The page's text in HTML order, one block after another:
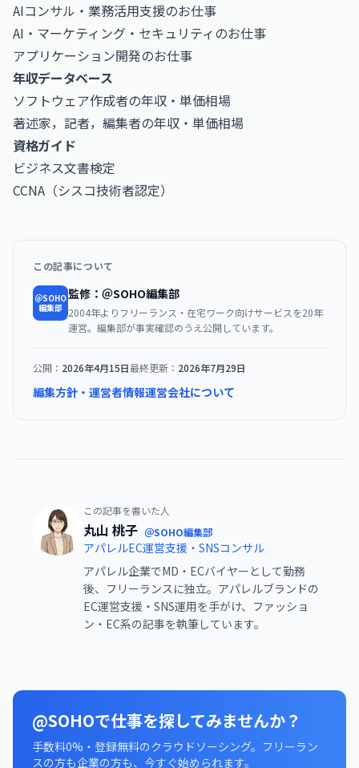
AIコンサル・業務活用支援のお仕事
AI・マーケティング・セキュリティのお仕事
アプリケーション開発のお仕事
年収データベース
ソフトウェア作成者の年収・単価相場
著述家，記者，編集者の年収・単価相場
資格ガイド
ビジネス文書検定
CCNA（シスコ技術者認定）
この記事について
＠SOHO
編集部
監修：＠SOHO編集部
2004年よりフリーランス・在宅ワーク向けサービスを20年
運営。編集部が事実確認のうえ公開しています。
公開： 2026年4月15日最終更新： 2026年7月29日
編集方針・運営者情報運営会社について
この記事を書いた人
丸山 桃子 ＠SOHO編集部
アパレルEC運営支援・SNSコンサル
アパレル企業でMD・ECバイヤーとして勤務
後、フリーランスに独立。アパレルブランドの
EC運営支援・SNS運用を手がけ、ファッショ
ン・EC系の記事を執筆しています。
@SOHOで仕事を探してみませんか？
手数料0%・登録無料のクラウドソーシング。フリーラン
スの方も企業の方も、今すぐ始められます。